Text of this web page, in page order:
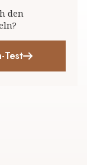
den
Test